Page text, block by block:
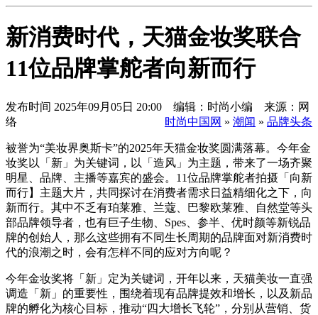
新消费时代，天猫金妆奖联合
11位品牌掌舵者向新而行
发布时间 2025年09月05日 20:00 编辑：时尚小编 来源：网
络
时尚中国网 » 潮闻 » 品牌头条
被誉为“美妆界奥斯卡”的2025年天猫金妆奖圆满落幕。今年金
妆奖以「新」为关键词，以「造风」为主题，带来了一场齐聚
明星、品牌、主播等嘉宾的盛会。11位品牌掌舵者拍摄「向新
而行】主题大片，共同探讨在消费者需求日益精细化之下，向
新而行。其中不乏有珀莱雅、兰蔻、巴黎欧莱雅、自然堂等头
部品牌领导者，也有巨子生物、Spes、参半、优时颜等新锐品
牌的创始人，那么这些拥有不同生长周期的品牌面对新消费时
代的浪潮之时，会有怎样不同的应对方向呢？
今年金妆奖将「新」定为关键词，开年以来，天猫美妆一直强
调造「新」的重要性，围绕着现有品牌提效和增长，以及新品
牌的孵化为核心目标，推动“四大增长飞轮”，分别从营销、货